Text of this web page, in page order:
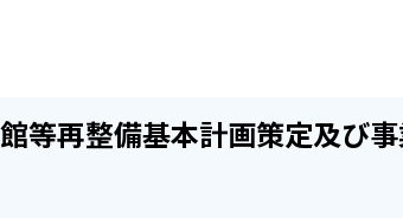
等再整備基本計画策定及び